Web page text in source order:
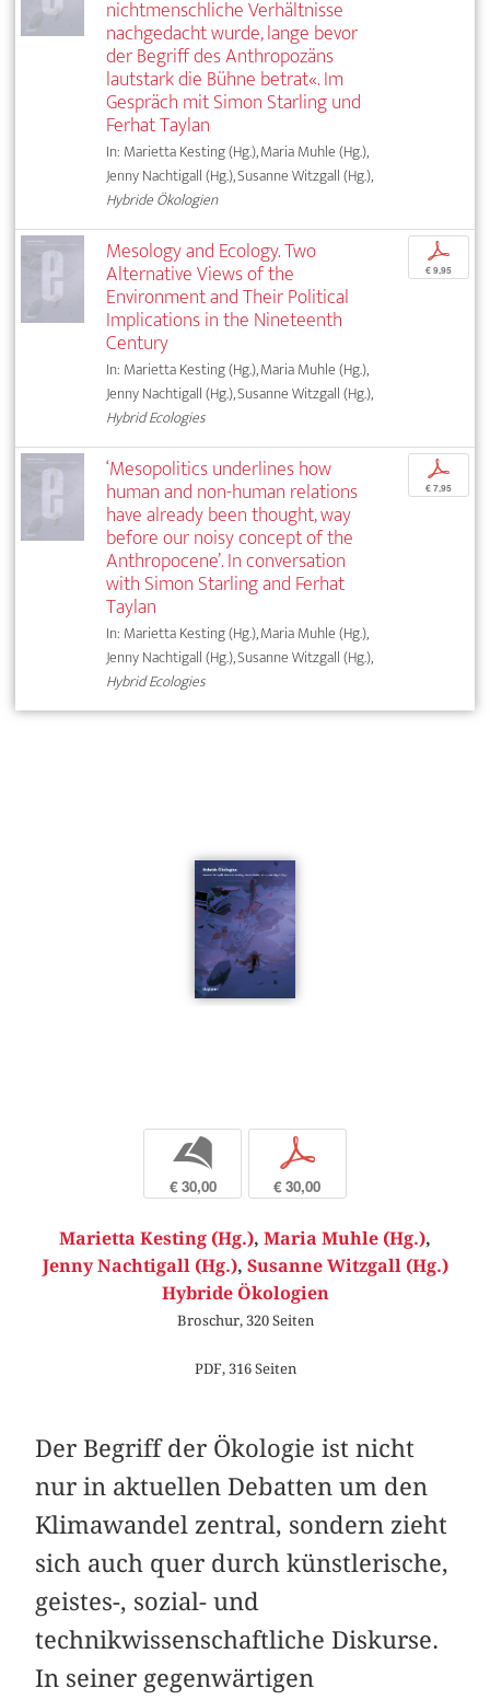
nichtmenschliche Verhältnisse
nachgedacht wurde, lange bevor
der Begriff des Anthropozäns
lautstark die Bühne betrat«. Im
Gespräch mit Simon Starling und
Ferhat Taylan
In: Marietta Kesting (Hg.), Maria Muhle (Hg.),
Jenny Nachtigall (Hg.), Susanne Witzgall (Hg.),
Hybride Ökologien
Mesology and Ecology. Two
Alternative Views of the
Environment and Their Political
Implications in the Nineteenth
Century
In: Marietta Kesting (Hg.), Maria Muhle (Hg.),
Jenny Nachtigall (Hg.), Susanne Witzgall (Hg.),
Hybrid Ecologies
p
€ 9,95
‘Mesopolitics underlines how
human and non-human relations
have already been thought, way
before our noisy concept of the
Anthropocene’. In conversation
with Simon Starling and Ferhat
Taylan
In: Marietta Kesting (Hg.), Maria Muhle (Hg.),
Jenny Nachtigall (Hg.), Susanne Witzgall (Hg.),
Hybrid Ecologies
p
€ 7,95
b
€ 30,00
p
€ 30,00
Marietta Kesting (Hg.), Maria Muhle (Hg.),
Jenny Nachtigall (Hg.), Susanne Witzgall (Hg.)
Hybride Ökologien
Broschur, 320 Seiten
PDF, 316 Seiten
Der Begriff der Ökologie ist nicht
nur in aktuellen Debatten um den
Klimawandel zentral, sondern zieht
sich auch quer durch künstlerische,
geistes-, sozial- und
technikwissenschaftliche Diskurse.
In seiner gegenwärtigen